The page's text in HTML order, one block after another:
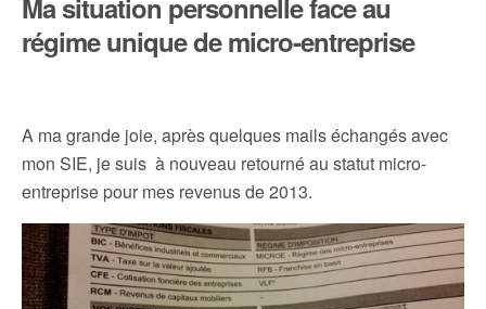
régime unique de micro-entreprise
A ma grande joie, après quelques mails échangés avec
mon SIE, je suis à nouveau retourné au statut micro-
entreprise pour mes revenus de 2013.